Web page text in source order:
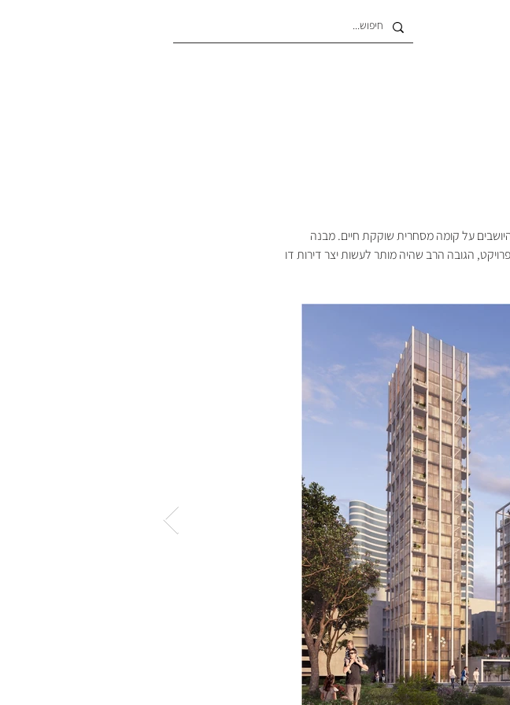
משרדים היושבים על קומה מסחרית שוקקת חיים. מבנה
הגובה הרב שהיה מותר לעשות יצר דירות דו